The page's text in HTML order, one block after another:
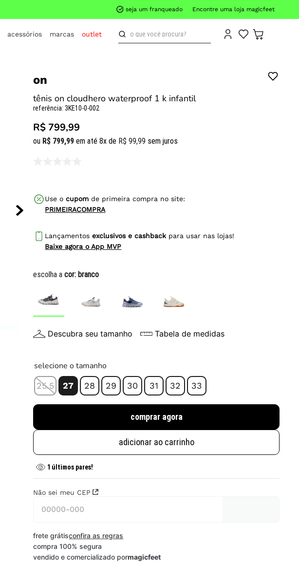
seja um franqueado Encontre uma loja magicfeet
acessórios marcas outlet
o que você procura?
on
tênis on cloudhero waterproof 1 k infantil
referência:3KE10-0-002
R$ 799,99
ou R$ 799,99 em até8x de R$ 99,99 sem juros
Use ocupom de primeira compra no site:
PRIMEIRACOMPRA
Lançamentosexclusivos e cashback para usar nas lojas!
Baixe agora o App MVP
escolha acor: branco
Descubra seu tamanho Tabela de medidas
selecione o tamanho
25.5 27 28 29 30 31 32 33
comprar agora
adicionar ao carrinho
1 últimos pares!
Não sei meu CEP
frete grátisconfira as regras
compra 100% segura
vendido e comercializado pormagicfeet